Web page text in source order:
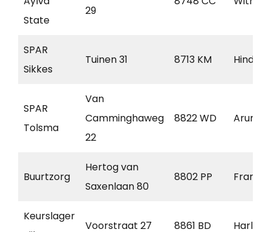
State
29
SPAR
Sikkes
Tuinen 31 8713 KM
SPAR
Tolsma
Van
Camminghaweg
22
8822 WD Arum
Buurtzorg
Hertog van
Saxenlaan 80
8802 PP
Keurslager
Voorstraat 27 8861 BD